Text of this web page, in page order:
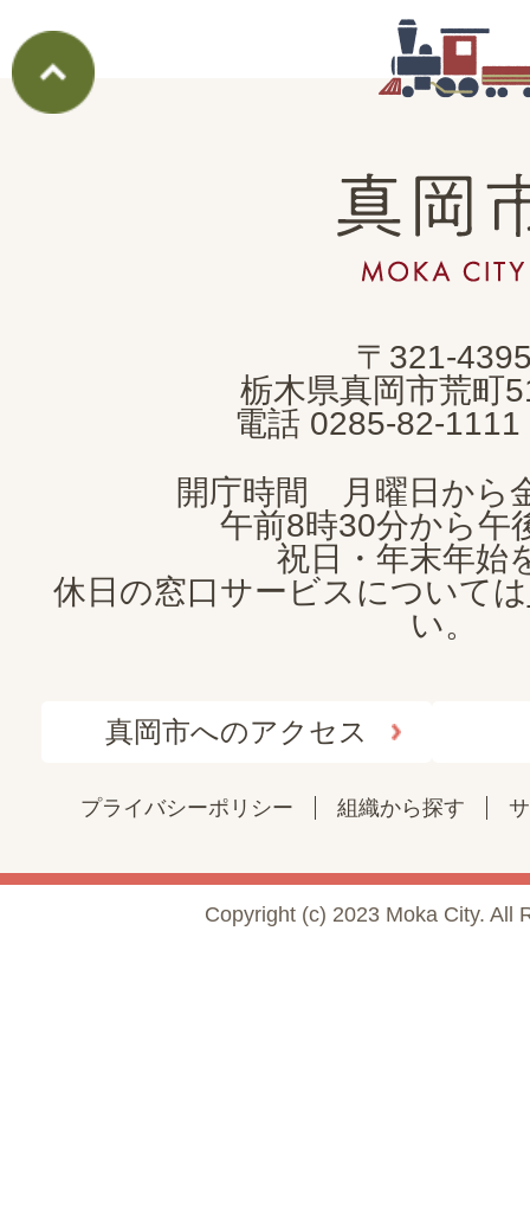
真
岡
市
CITY
〒321-
栃木県真岡市荒町
電話 0285-82-1111
開庁時間 月曜日から
午前8時30分から午
祝日・年末年始
休日の窓口サービスについては
い。
真岡市へのアクセス
プライバシーポリシー 組織から探す
Copyright (c) 2023 Moka City. All